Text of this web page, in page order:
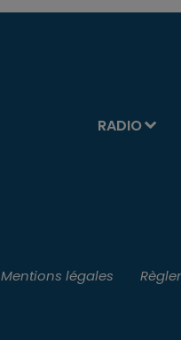
RADIO
Mentions légales